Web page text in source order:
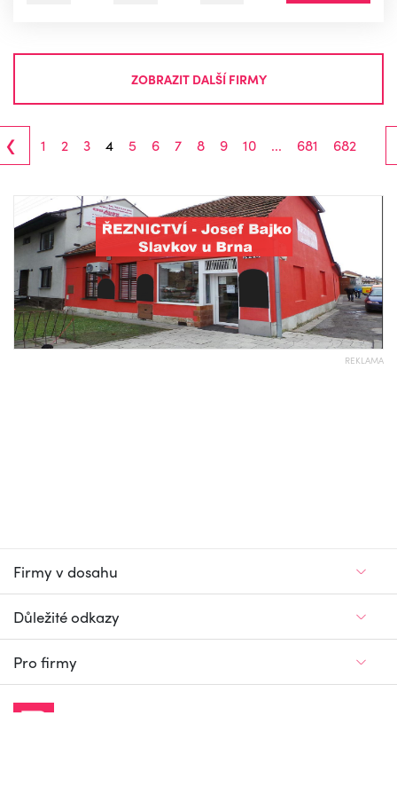
ZOBRAZIT DALŠÍ FIRMY
‹ 1 2 3 4 5 6 7 8 9 10 ... 681 682
REKLAMA
Firmy v dosahu
Důležité odkazy
Pro firmy